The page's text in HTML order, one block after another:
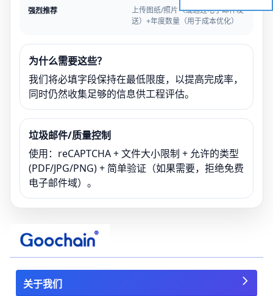
强烈推荐
上传图纸/照片（或通过电子邮件发
送）+年度数量（用于成本优化）
为什么需要这些？
我们将必填字段保持在最低限度，以提高完成率，
同时仍然收集足够的信息供工程评估。
垃圾邮件/质量控制
使用：reCAPTCHA + 文件大小限制 + 允许的类型
(PDF/JPG/PNG) + 简单验证（如果需要，拒绝免费
电子邮件域）。
关于我们